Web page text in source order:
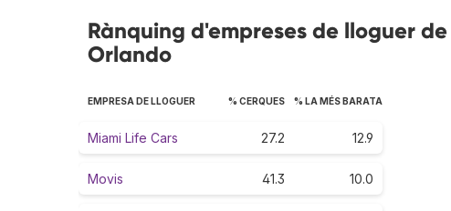
Rànquing d'empreses de lloguer
Orlando
EMPRESA DE LLOGUER % CERQUES % LA MÉS BARATA
Miami Life Cars 27.2 12.9
Movis 41.3 10.0